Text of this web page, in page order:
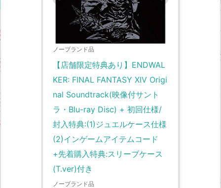
ノーブランド品
【店舗限定特典あり】ENDWAL
KER: FINAL FANTASY XIV Origi
nal Soundtrack(映像付サント
ラ・Blu-ray Disc) + 初回仕様/
封入特典:(1)ジュエルケース仕様
(2)インゲームアイテムコード
+先着購入特典:スリーブケース
(T.ver)付き
ノーブランド品